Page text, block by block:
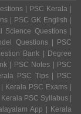
| PSC Kerala |
| PSC GK English |
Science Questions |
Questions | PSC
Bank | Degree
| PSC Notes | PSC
PSC Tips | PSC
Kerala PSC Exams |
PSC Syllabus |
App | Kerala